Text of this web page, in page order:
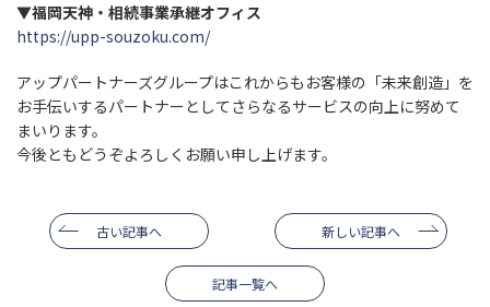
▼福岡天神・相続事業承継オフィス
https://upp-souzoku.com/
アップパートナーズグループはこれからもお客様の「未来創造」を
お手伝いするパートナーとしてさらなるサービスの向上に努めて
まいります。
今後ともどうぞよろしくお願い申し上げます。
古い記事へ 新しい記事へ
記事一覧へ